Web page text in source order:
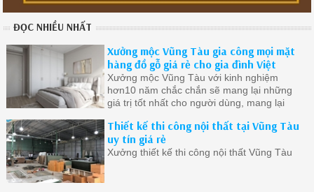
ĐỌC NHIỀU NHẤT
Xưởng mộc Vũng Tàu gia công mọi mặt
hàng đồ gỗ giá rẻ cho gia đình Việt
Xưởng mộc Vũng Tàu với kinh nghiệm
hơn10 năm chắc chắn sẽ mang lại những
giá trị tốt nhất cho người dùng, mang lại
Thiết kế thi công nội thất tại Vũng Tàu
uy tín giá rẻ
Xưởng thiết kế thi công nội thất Vũng Tàu